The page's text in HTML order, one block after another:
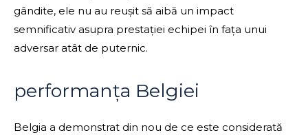
gândite, ele nu au reușit să aibă un impact
semnificativ asupra prestației echipei în fața unui
adversar atât de puternic.
performanța Belgiei
Belgia a demonstrat din nou de ce este considerată